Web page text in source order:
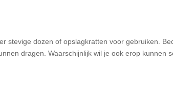
stevige dozen of opslagkratten voor gebruiken.
dragen. Waarschijnlijk wil je ook erop kunnen